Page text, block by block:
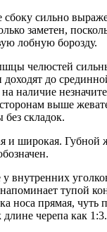
сильно
заметен,
лобную борозду.
челюстей
до
наличие
выше
складок.
и широкая. Губной
внутренних
напоминает тупой
носа прямая, чуть
черепа как 1:3.